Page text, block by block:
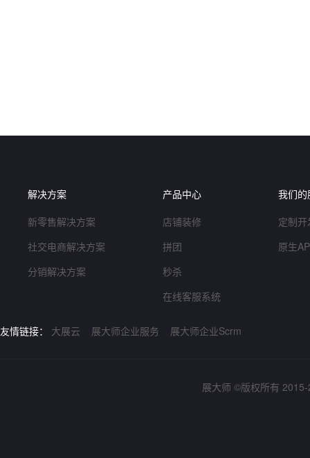
解决方案
新零售解决方案
社交电商解决方案
分销解决方案
产品中心
店铺装修
拼团
秒杀
在线客服系统
我们的
定制
原生
友情链接： 大展云 展大师企业服务 展大师企业Scrm
展大师 ©版权所有